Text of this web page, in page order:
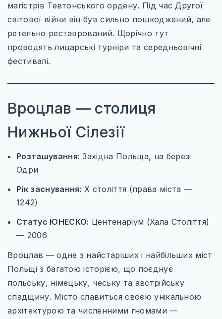
магістрів Тевтонського ордену. Під час Другої
світової війни він був сильно пошкоджений, але
ретельно реставрований. Щорічно тут
проводять лицарські турніри та середньовічні
фестивалі.
Вроцлав — столиця
Нижньої Сілезії
Розташування: Західна Польща, на березі
Одри
Рік заснування: X століття (права міста —
1242)
Статус ЮНЕСКО: Центенаріум (Хала Століття)
— 2006
Вроцлав — одне з найстаріших і найбільших міст
Польщі з багатою історією, що поєднує
польську, німецьку, чеську та австрійську
спадщину. Місто славиться своєю унікальною
архітектурою та численними гномами —